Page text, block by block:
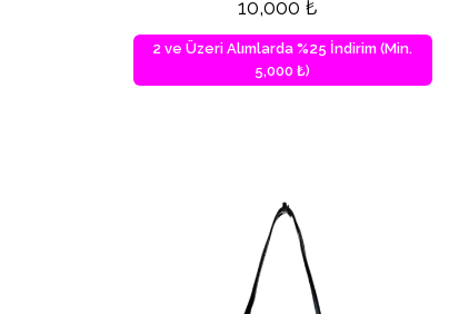
10,000₺
2 ve Üzeri Alımlarda %25 İndirim (Min.
5,000 ₺)